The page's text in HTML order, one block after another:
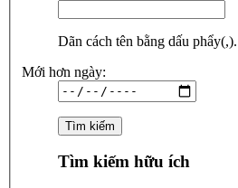
Dãn cách tên bằng dấu phẩy(,).
Mới hơn ngày:
Tìm kiếm hữu ích